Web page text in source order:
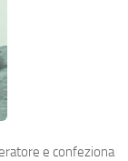
e confeziona